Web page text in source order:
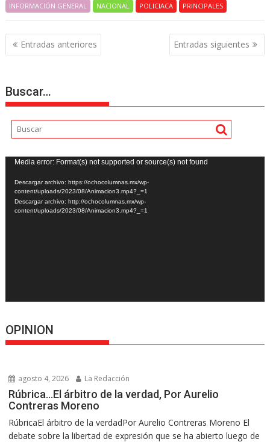
INFORMACIÓN GENERAL NACIONAL POLICIACA PRINCIPALES
Navegación
de
Entradas anteriores Entradas siguientes
Buscar…
Reproductor
de
vídeo
Media error: Format(s) not supported or source(s) not found
Descargar archivo: https://ochocolumnas.mx/wp-
content/uploads/2023/08/Animacion3.mp4?_=1
Descargar archivo: http://ochocolumnas.mx/wp-
content/uploads/2023/08/Animacion3.mp4?_=1
OPINION
agosto 4, 2026 La Redacción
Rúbrica…El árbitro de la verdad, Por Aurelio
Contreras Moreno
RúbricaEl árbitro de la verdadPor Aurelio Contreras Moreno El
debate sobre la libertad de expresión que se ha abierto luego de